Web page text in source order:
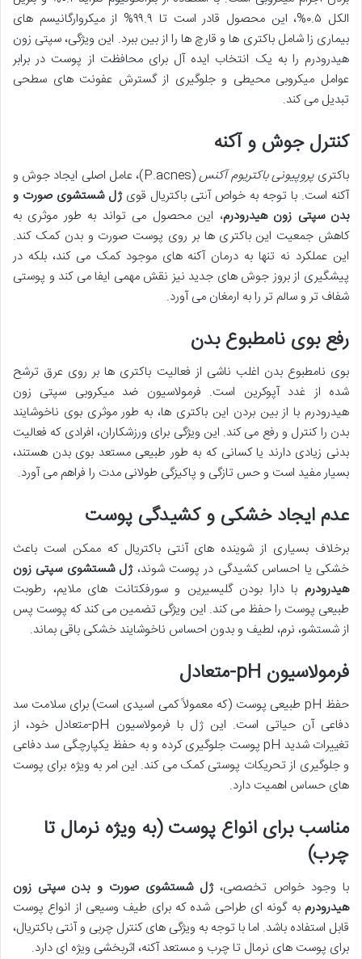
الکل ۰.۵%، این محصول قادر است تا ۹۹.۹% از میکروارگانیسم های
بیماری زا شامل باکتری ها و قارچ ها را از بین ببرد. این ویژگی، سپتی زون
هیدرودرم را به یک انتخاب ایده آل برای محافظت از پوست در برابر
عوامل میکروبی محیطی و جلوگیری از گسترش عفونت های سطحی
تبدیل می کند.
کنترل جوش و آکنه
باکتریپروپیونی باکتریوم آکنس
(P.acnes)، عامل اصلی ایجاد جوش و
آکنه است. با توجه به خواص آنتی باکتریال قویژل شستشوی صورت و
بدن سپتی زون هیدرودرم، این محصول می تواند به طور موثری به
کاهش جمعیت این باکتری ها بر روی پوست صورت و بدن کمک کند.
این عملکرد نه تنها به درمان آکنه های موجود کمک می کند، بلکه در
پیشگیری از بروز جوش های جدید نیز نقش مهمی ایفا می کند و پوستی
شفاف تر و سالم تر را به ارمغان می آورد.
رفع بوی نامطبوع بدن
بوی نامطبوع بدن اغلب ناشی از فعالیت باکتری ها بر روی عرق ترشح
شده از غدد آپوکرین است. فرمولاسیون ضد میکروبی سپتی زون
هیدرودرم با از بین بردن این باکتری ها، به طور موثری بوی ناخوشایند
بدن را کنترل و رفع می کند. این ویژگی برای ورزشکاران، افرادی که فعالیت
بدنی زیادی دارند یا کسانی که به طور طبیعی مستعد بوی بدن هستند،
بسیار مفید است و حس تازگی و پاکیزگی طولانی مدت را فراهم می آورد.
عدم ایجاد خشکی و کشیدگی پوست
برخلاف بسیاری از شوینده های آنتی باکتریال که ممکن است باعث
خشکی یا احساس کشیدگی در پوست شوند،ژل شستشوی سپتی زون
هیدرودرم با دارا بودن گلیسیرین و سورفکتانت های ملایم، رطوبت
طبیعی پوست را حفظ می کند. این ویژگی تضمین می کند که پوست پس
از شستشو، نرم، لطیف و بدون احساس ناخوشایند خشکی باقی بماند.
فرمولاسیون pH-متعادل
حفظ pH طبیعی پوست (که معمولاً کمی اسیدی است) برای سلامت سد
دفاعی آن حیاتی است. این ژل با فرمولاسیون pH-متعادل خود، از
تغییرات شدید pH پوست جلوگیری کرده و به حفظ یکپارچگی سد دفاعی
و جلوگیری از تحریکات پوستی کمک می کند. این امر به ویژه برای پوست
های حساس اهمیت دارد.
مناسب برای انواع پوست (به ویژه نرمال تا
چرب)
با وجود خواص تخصصی،ژل شستشوی صورت و بدن سپتی زون
هیدرودرم به گونه ای طراحی شده که برای طیف وسیعی از انواع پوست
قابل استفاده باشد. اما با توجه به ویژگی های کنترل چربی و آنتی باکتریال،
برای پوست های نرمال تا چرب و مستعد آکنه، اثربخشی ویژه ای دارد.